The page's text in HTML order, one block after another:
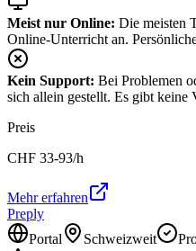
Meist nur Online: Die meisten
Online-Unterricht an.
Kein Support: Bei Problemen
sich allein gestellt. Es gibt keine
Preis
CHF 33-93/h
Mehr erfahren
Preply
Portal
Schweizweit